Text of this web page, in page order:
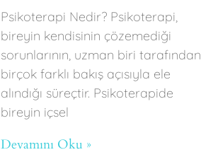
Psikoterapi Nedir? Psikoterapi,
bireyin kendisinin çözemediği
sorunlarının, uzman biri tarafından
birçok farklı bakış açısıyla ele
alındığı süreçtir. Psikoterapide
bireyin içsel
Devamını Oku »